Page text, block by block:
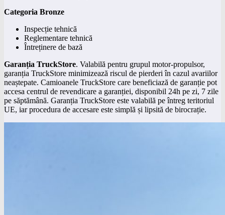
Categoria Bronze
Inspecție tehnică
Reglementare tehnică
Întreținere de bază
Garanția TruckStore. Valabilă pentru grupul motor-propulsor,
garanția TruckStore minimizează riscul de pierderi în cazul avariilor
neaștepate. Camioanele TruckStore care beneficiază de garanție pot
accesa centrul de revendicare a garanției, disponibil 24h pe zi, 7 zile
pe săptămână. Garanția TruckStore este valabilă pe întreg teritoriul
UE, iar procedura de accesare este simplă și lipsită de birocrație.